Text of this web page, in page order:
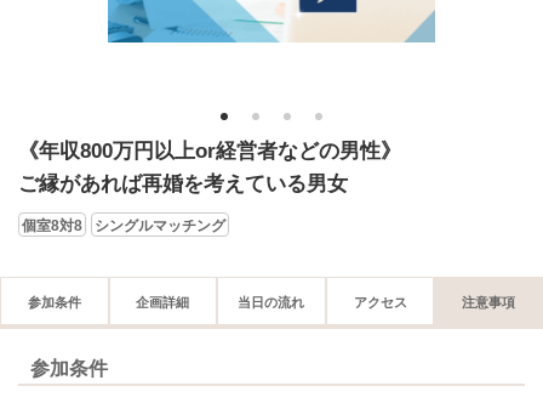
1 2 3 4
《年収800万円以上or経営者などの男性》
ご縁があれば再婚を考えている男女
個室8対8 シングルマッチング
参加条件 企画詳細 当日の流れ アクセス 注意事項
参加条件